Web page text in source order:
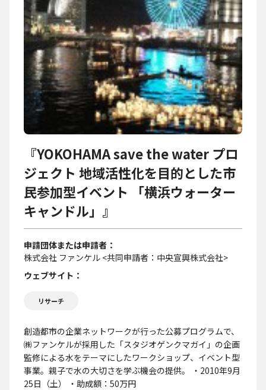
『YOKOHAMA save the water プロ
ジェクト 地域活性化を目的とした市
民参加型イベント 「横浜ウォーター
キャンドル」』
申請団体または申請者
株式会社 ファンケル <共同申請者：中央宣興株式会社>
ウェブサイト
リサーチ
創造都市の企業ネットワークが行った公募プログラムで、
㈱ファンケルが採用した「スタジオゲンクマガイ」の企画
監修による水をテーマにしたワークショップ、イベント型
事業。親子で水の大切さを学ぶ機会の提供。 ・2010年9月
25日（土） ・助成額：50万円